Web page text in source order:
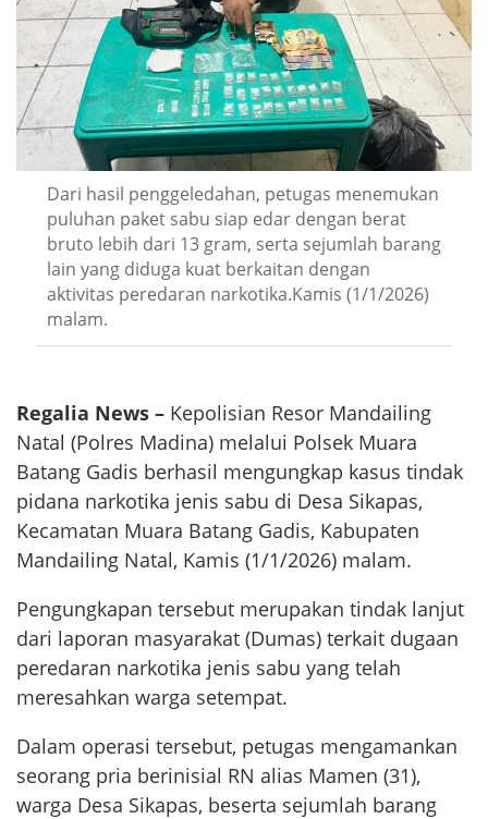
Dari hasil penggeledahan, petugas menemukan
puluhan paket sabu siap edar dengan berat
bruto lebih dari 13 gram, serta sejumlah barang
lain yang diduga kuat berkaitan dengan
aktivitas peredaran narkotika.Kamis (1/1/2026)
malam.
Regalia News – Kepolisian Resor Mandailing
Natal (Polres Madina) melalui Polsek Muara
Batang Gadis berhasil mengungkap kasus tindak
pidana narkotika jenis sabu di Desa Sikapas,
Kecamatan Muara Batang Gadis, Kabupaten
Mandailing Natal, Kamis (1/1/2026) malam.
Pengungkapan tersebut merupakan tindak lanjut
dari laporan masyarakat (Dumas) terkait dugaan
peredaran narkotika jenis sabu yang telah
meresahkan warga setempat.
Dalam operasi tersebut, petugas mengamankan
seorang pria berinisial RN alias Mamen (31),
warga Desa Sikapas, beserta sejumlah barang